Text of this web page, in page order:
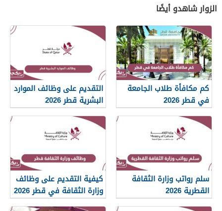
الزوار شاهدو أيضًا
كم مكافأة طلاب الجامعة
في قطر 2026
التقديم على وظائف الموارد
البشرية قطر 2026
سلم رواتب وزارة الثقافة
القطرية 2026
كيفية التقديم على وظائف
وزارة الثقافة في قطر 2026